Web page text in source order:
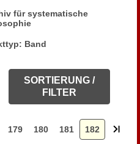
für systematische
Band
SORTIERUNG /
FILTER
179 180 181 182